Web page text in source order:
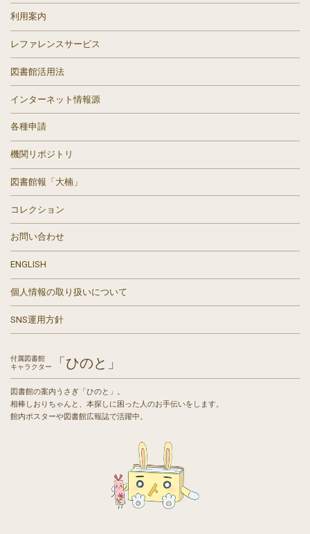
利用案内
レファレンスサービス
図書館活用法
インターネット情報源
各種申請
機関リポジトリ
図書館報「大楠」
コレクション
お問い合わせ
ENGLISH
個人情報の取り扱いについて
SNS運用方針
付属図書館
キャラクター
「ひのと」
図書館の案内うさぎ「ひのと」。
相棒しおりちゃんと、本探しに困った人のお手伝いをします。
館内ポスターや図書館広報誌で活躍中。